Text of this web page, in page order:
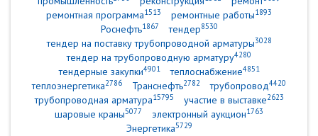
ремонтная программа1513 ремонтные работы1893
Роснефть1867 тендер8530
тендер на поставку трубопроводной арматуры3028
тендер на трубопроводную арматуру4280
тендерные закупки4901 теплоснабжение4851
теплоэнергетика2786 Транснефть2782 трубопровод4420
трубопроводная арматура15795 участие в выставке2623
шаровые краны5077 электронный аукцион1763
Энергетика5729